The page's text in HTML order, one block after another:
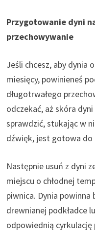
Przygotowanie dyni
przechowywanie
Jeśli chcesz, aby dynia
miesięcy, powinieneś
długotrwałego
odczekać, aż skóra
sprawdzić, stukając w
dźwięk, jest gotowa do
Następnie usuń z dyni
miejscu o chłodnej
piwnica. Dynia powinna
drewnianej podkładce
odpowiednią